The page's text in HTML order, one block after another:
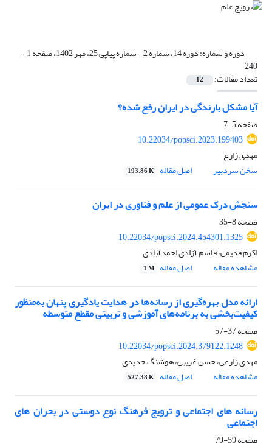
دوره و شماره: دوره 14، شماره 2 - شماره پیاپی 25، مهر 1402، صفحه 1-
240
تعداد مقالات: 12
آیا مشکل بارندگی در ایران رفع شده؟
صفحه5-7
10.22034/popsci.2023.199403
مهدی زارع
سخن سردبیر
اصل مقاله 193.86 K
سنجش درک عمومی از علم و فناوری در ایران
صفحه8-35
10.22034/popsci.2024.454301.1325
اکرم قدیمی، قاسم آزادی احمدآبادی
مشاهده مقاله
اصل مقاله 1 M
ارائه مدل بهره‌گیری از رسانه‌ها در هدایت یادگیری پنهان به‌منظور
کیفیت‌بخشی به برنامه‌های آموزشی و تربیتی مقطع متوسطه
صفحه37-57
10.22034/popsci.2024.379122.1248
مهدی زارعی، حسن غریبی، ھوشنگ جدیدی
مشاهده مقاله
اصل مقاله 527.38 K
رسانه های اجتماعی و ترویج فرهنگ نوع دوستی در بحران های
اجتماعی
صفحه59-79